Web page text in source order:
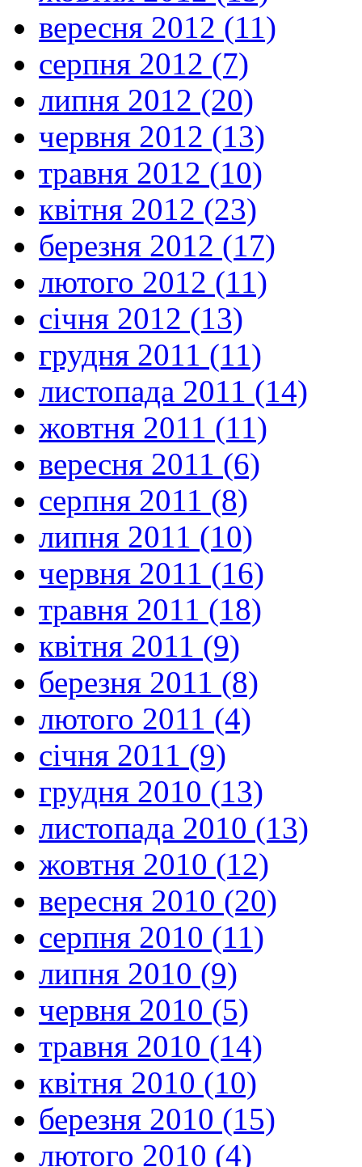
вересня 2012 (11)
серпня 2012 (7)
липня 2012 (20)
червня 2012 (13)
травня 2012 (10)
квітня 2012 (23)
березня 2012 (17)
лютого 2012 (11)
січня 2012 (13)
грудня 2011 (11)
листопада 2011 (14)
жовтня 2011 (11)
вересня 2011 (6)
серпня 2011 (8)
липня 2011 (10)
червня 2011 (16)
травня 2011 (18)
квітня 2011 (9)
березня 2011 (8)
лютого 2011 (4)
січня 2011 (9)
грудня 2010 (13)
листопада 2010 (13)
жовтня 2010 (12)
вересня 2010 (20)
серпня 2010 (11)
липня 2010 (9)
червня 2010 (5)
травня 2010 (14)
квітня 2010 (10)
березня 2010 (15)
лютого 2010 (4)